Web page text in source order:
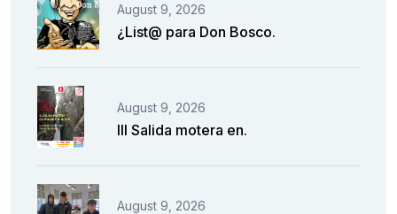
August 9, 2026
¿List@ para Don Bosco.
August 9, 2026
III Salida motera en.
August 9, 2026